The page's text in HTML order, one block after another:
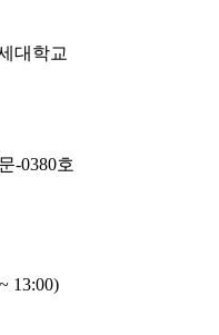
대학교
-0380호
13:00)